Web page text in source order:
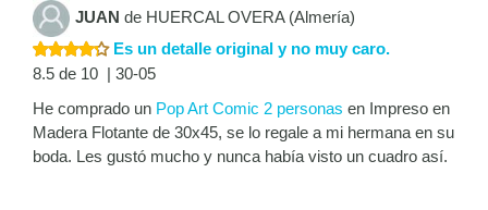
JUAN de HUERCAL OVERA (Almería)
Es un detalle original y no muy caro.
8.5 de 10 | 30-05
He comprado un Pop Art Comic 2 personas en Impreso en
Madera Flotante de 30x45, se lo regale a mi hermana en su
boda. Les gustó mucho y nunca había visto un cuadro así.